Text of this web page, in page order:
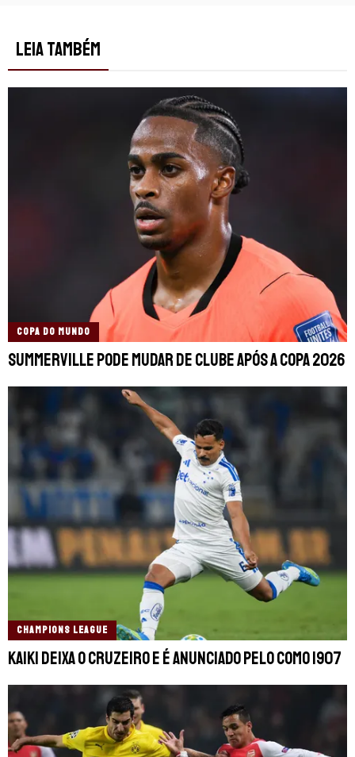
LEIA TAMBÉM
COPA DO MUNDO
Summerville pode mudar de clube após a Copa 2026
CHAMPIONS LEAGUE
Kaiki deixa o Cruzeiro e é anunciado pelo Como 1907